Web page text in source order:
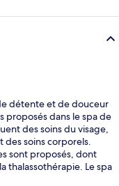
détente et de douceur
proposés dans le spa de
des soins du visage,
soins corporels.
sont proposés, dont
thalassothérapie. Le spa